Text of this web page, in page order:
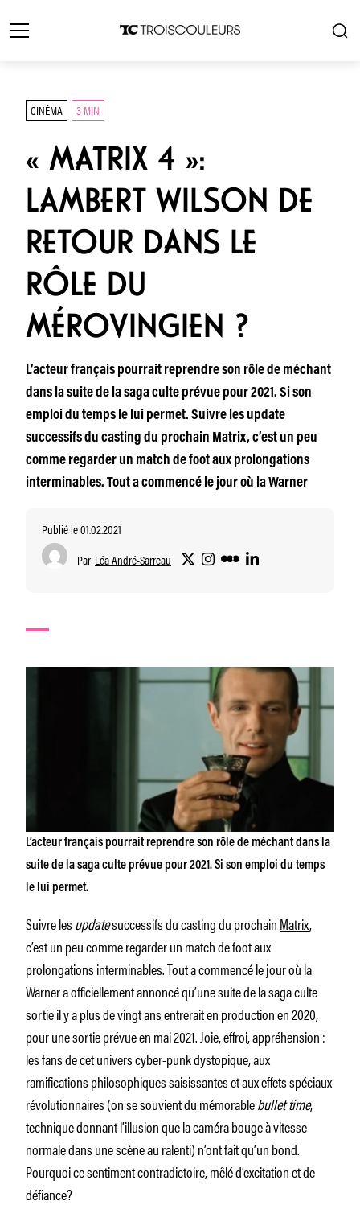
CINÉMA 3 MIN
« MATRIX 4 »:
LAMBERT WILSON DE
RETOUR DANS LE
RÔLE DU
MÉROVINGIEN ?
L’acteur français pourrait reprendre son rôle de méchant
dans la suite de la saga culte prévue pour 2021. Si son
emploi du temps le lui permet. Suivre les update
successifs du casting du prochain Matrix, c’est un peu
comme regarder un match de foot aux prolongations
interminables. Tout a commencé le jour où la Warner
Publié le 01.02.2021
Par Léa André-Sarreau
L’acteur français pourrait reprendre son rôle de méchant dans la
suite de la saga culte prévue pour 2021. Si son emploi du temps
le lui permet.
Suivre lesupdatesuccessifs du casting du prochainMatrix,
c’est un peu comme regarder un match de foot aux
prolongations interminables. Tout a commencé le jour où la
Warner a officiellement annoncé qu’une suite de la saga culte
sortie il y a plus de vingt ans entrerait en production en 2020,
pour une sortie prévue en mai 2021. Joie, effroi, appréhension :
les fans de cet univers cyber-punk dystopique, aux
ramifications philosophiques saisissantes et aux effets spéciaux
révolutionnaires (on se souvient du mémorablebullet time,
technique donnant l’illusion que la caméra bouge à vitesse
normale dans une scène au ralenti) n’ont fait qu’un bond.
Pourquoi ce sentiment contradictoire, mêlé d’excitation et de
défiance?